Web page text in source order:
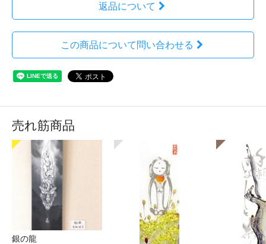
返品について
この商品について問い合わせる
売れ筋商品
銀の龍